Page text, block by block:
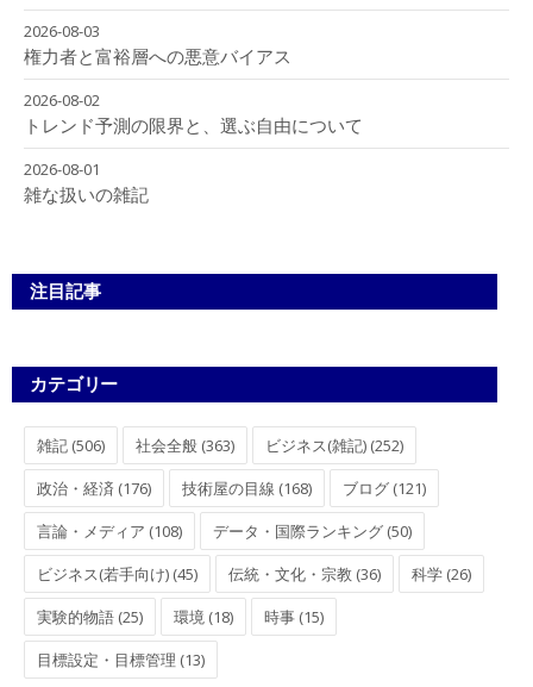
2026-08-03
権力者と富裕層への悪意バイアス
2026-08-02
トレンド予測の限界と、選ぶ自由について
2026-08-01
雑な扱いの雑記
注目記事
カテゴリー
雑記 (506) 社会全般 (363)
ビジネス(雑記) (252)
政治・経済 (176)
技術屋の目線 (168)
ブログ (121)
言論・メディア (108)
データ・国際ランキング (50)
ビジネス(若手向け) (45)
伝統・文化・宗教 (36)
科学 (26)
実験的物語 (25)
環境 (18)
時事 (15)
目標設定・目標管理 (13)